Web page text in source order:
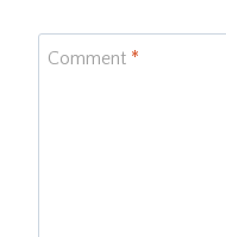
Comment *